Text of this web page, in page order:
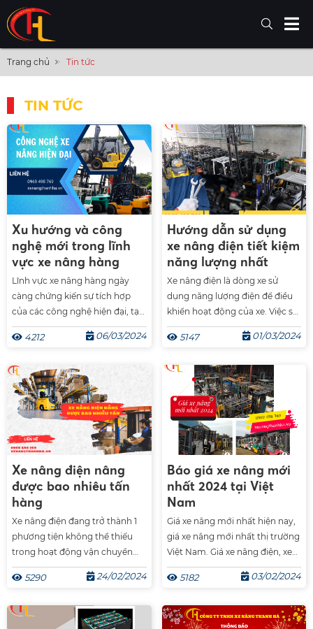
Trang chủ Tin tức
TIN TỨC
Xu hướng và công
nghệ mới trong lĩnh
vực xe nâng hàng
Lĩnh vực xe nâng hàng ngày
càng chứng kiến sự tích hợp
của các công nghệ hiện đại, tạo
ra những cải tiến đáng kể về
hiệu suất làm việc và an toàn
nhìn sâu rộng về những công
nghệ tiên tiến này
4212 06/03/2024
Hướng dẫn sử dụng
xe nâng điện tiết kiệm
năng lượng nhất
Xe nâng điện là dòng xe sử
dụng năng lượng điện để điều
khiển hoạt động của xe. Việc sử
dụng xe nâng đúng cách sẽ
giúp bạn tiết kiệm chi phí cũng
nhất. Vậy làm sao để sử dụng xe
nâng tiết kiệm năng lượng
nhất.
5147 01/03/2024
Xe nâng điện nâng
được bao nhiêu tấn
hàng
Xe nâng điện đang trở thành 1
phương tiện không thể thiếu
trong hoạt động vận chuyển
hàng hóa. Xe nâng điện nâng
được bao nhiêu tấn là câu hỏi
quan tâm.
5290 24/02/2024
Báo giá xe nâng mới
nhất 2024 tại Việt
Nam
Giá xe nâng mới nhất hiện nay,
giá xe nâng mới nhất thị trường
Việt Nam. Giá xe nâng điện, xe
nâng bãi Nhật 2024. Báo giá xe
nâng mới nhất 2024 tại Việt
5182 03/02/2024